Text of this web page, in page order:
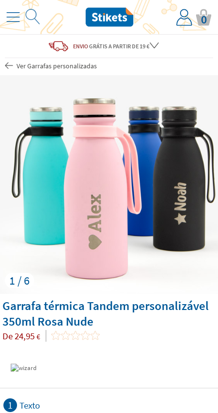
0
ENVIOGRÁTIS A PARTIR DE 19 €
Ver Garrafas personalizadas
1 / 6
Garrafa térmica Tandem personalizável
350ml Rosa Nude
De24,95 €
1 Texto